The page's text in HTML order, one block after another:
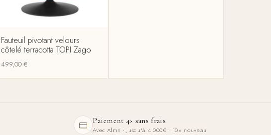
Fauteuil pivotant velours
côtelé terracotta TOPI Zago
499,00 €
Paiement 4× sans frais
Avec Alma · Jusqu'à 4 000€ · 10× nouveau